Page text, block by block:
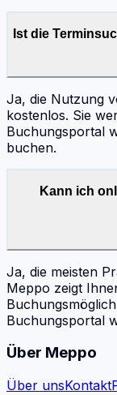
Ist die
Ja, die Nutzung
kostenlos. Sie
Buchungsportal
buchen.
Kann ich
Ja, die meisten
Meppo zeigt
Buchungsportal
Über Meppo
Über unsKontakt